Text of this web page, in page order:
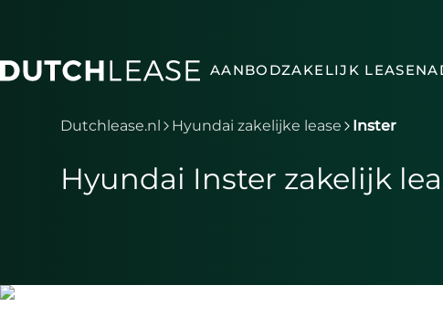
AANBODZAKELIJK LEASEN
Je bent nu voorbij het hoofdmenu
Dutchlease.nl Hyundai zakelijke lease Inster
Hyundai Inster zakelijk